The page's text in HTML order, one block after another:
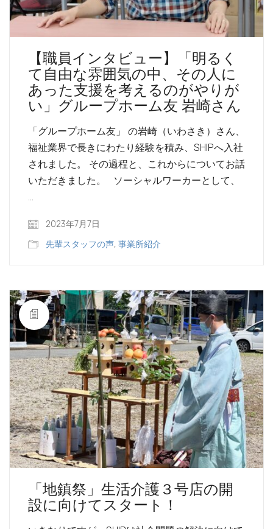
【職員インタビュー】「明るく
て自由な雰囲気の中、その人に
あった支援を考えるのがやりが
い」グループホーム友 岩崎さん
「グループホーム友」 の岩崎（いわさき）さん、
福祉業界で長きにわたり経験を積み、SHIPへ入社
されました。 その過程と、これからについてお話
いただきました。 ソーシャルワーカーとして、
…
2023年7月7日
先輩スタッフの声, 事業所紹介
「地鎮祭」生活介護３号店の開
設に向けてスタート！